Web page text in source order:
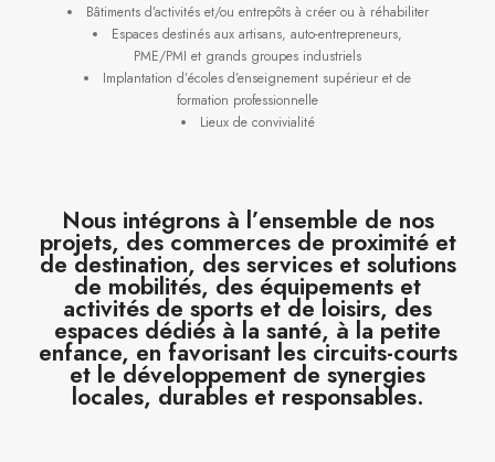
Bâtiments d’activités et/ou entrepôts à créer ou à réhabiliter
Espaces destinés aux artisans, auto-entrepreneurs,
PME/PMI et grands groupes industriels
Implantation d’écoles d’enseignement supérieur et de
formation professionnelle
Lieux de convivialité
Nous intégrons à l’ensemble de nos
projets, des commerces de proximité et
de destination, des services et solutions
de mobilités, des équipements et
activités de sports et de loisirs, des
espaces dédiés à la santé, à la petite
enfance, en favorisant les circuits-courts
et le développement de synergies
locales, durables et responsables.